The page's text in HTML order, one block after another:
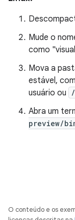
Mude o
como
Mova a
estável,
usuário ou
Abra um
preview/
O conteúdo e os